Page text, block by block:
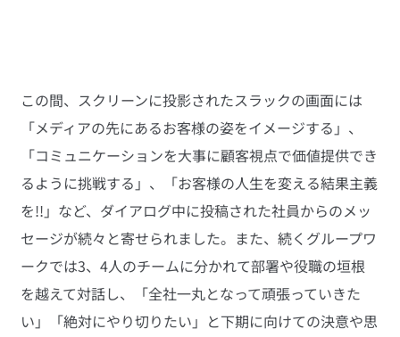
この間、スクリーンに投影されたスラックの画面には
「メディアの先にあるお客様の姿をイメージする」、
「コミュニケーションを大事に顧客視点で価値提供でき
るように挑戦する」、「お客様の人生を変える結果主義
を!!」など、ダイアログ中に投稿された社員からのメッ
セージが続々と寄せられました。また、続くグループワ
ークでは3、4人のチームに分かれて部署や役職の垣根
を越えて対話し、「全社一丸となって頑張っていきた
い」「絶対にやり切りたい」と下期に向けての決意や思